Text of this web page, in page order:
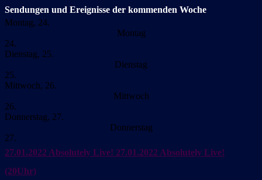
Sendungen und Ereignisse der kommenden Woche
Montag, 24.
Montag
24.
Dienstag, 25.
Dienstag
25.
Mittwoch, 26.
Mittwoch
26.
Donnerstag, 27.
Donnerstag
27.
27.01.2022 Absolutely Live! 27.01.2022 Absolutely Live!
(20Uhr)